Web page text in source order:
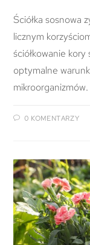
Ściółka sosnowa
licznym
ściółkowanie
optymalne
0 KOMENTARZY